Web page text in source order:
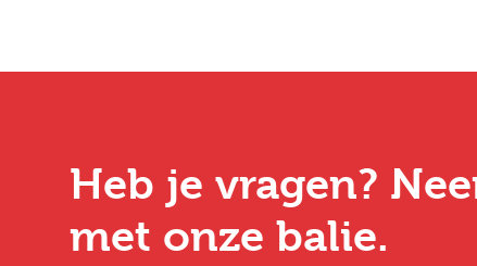
Heb je vragen?
met onze balie.